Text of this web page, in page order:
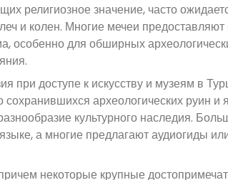
религиозное значение, часто
и колен. Многие мечеи предоставляют
особенно для обширных
при доступе к искусству и музеям в
археологических руин и
культурного наследия.
а многие предлагают аудиогиды
некоторые крупные